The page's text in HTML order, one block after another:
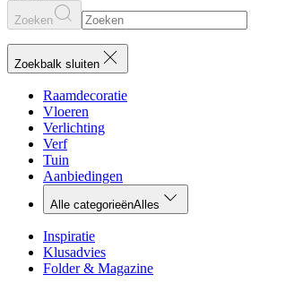
Zoeken
Zoekbalk sluiten
Raamdecoratie
Vloeren
Verlichting
Verf
Tuin
Aanbiedingen
Alle categorieënAlles
Inspiratie
Klusadvies
Folder & Magazine